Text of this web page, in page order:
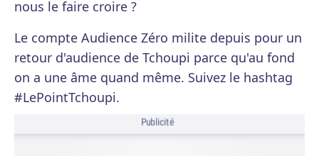
nous le faire croire ?
Le compte Audience Zéro milite depuis pour un
retour d'audience de Tchoupi parce qu'au fond
on a une âme quand même. Suivez le hashtag
#LePointTchoupi.
Publicité